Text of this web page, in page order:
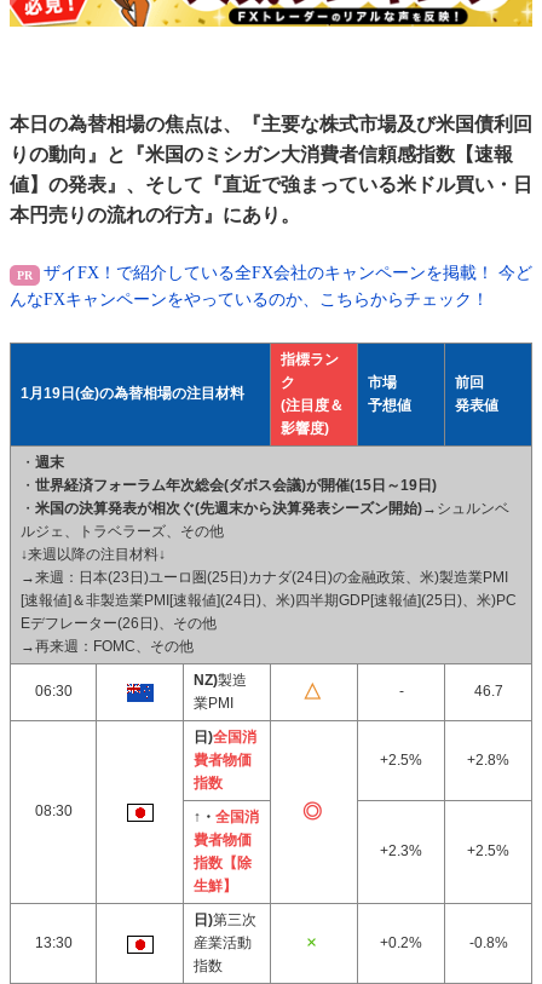
本日の為替相場の焦点は、『主要な株式市場及び米国債利回
りの動向』と『米国のミシガン大消費者信頼感指数【速報
値】の発表』、そして『直近で強まっている米ドル買い・日
本円売りの流れの行方』にあり。
ザイFX！で紹介している全FX会社のキャンペーンを掲載！ 今ど
んなFXキャンペーンをやっているのか、こちらからチェック！
1月19日(金)の為替相場の注目材料
指標ラン
ク
(注目度＆
影響度)
市場
予想値
前回
発表値
・ 週末
・ 世界経済フォーラム年次総会(ダボス会議)が開催(15日～19日)
・ 米国の決算発表が相次ぐ(先週末から決算発表シーズン開始)→シュルンベ
ルジェ、トラベラーズ、その他
↓来週以降の注目材料↓
→来週：日本(23日)ユーロ圏(25日)カナダ(24日)の金融政策、米)製造業PMI
[速報値]＆非製造業PMI[速報値](24日)、米)四半期GDP[速報値](25日)、米)PC
Eデフレーター(26日)、その他
→再来週：FOMC、その他
06:30
NZ)製造
業PMI
- 46.7
08:30
日)全国消
費者物価
指数
+2.5% +2.8%
↑・ 全国消
費者物価
指数【除
生鮮】
+2.3% +2.5%
13:30
日)第三次
産業活動
指数
+0.2% -0.8%